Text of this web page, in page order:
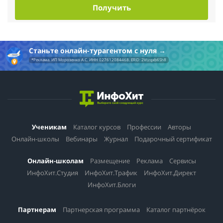
профессионализм, чёткость и чуткость. Удивительный опыт!
Получить
Станьте онлайн-турагентом с нуля
*Реклама. ИП Морозенко А.С. ИНН 027612084468. ERID: 2Vtzqxb6Sh8
Ученикам Каталог курсов Профессии
Авторы
Онлайн-школы
Вебинары Журнал Подарочный сертификат
Онлайн-школам Размещение Реклама
Сервисы
ИнфоХит.Студия
ИнфоХит.Трафик
ИнфоХит.Директ
ИнфоХит.Блоги
Партнерам Партнерская программа Каталог партнёрок